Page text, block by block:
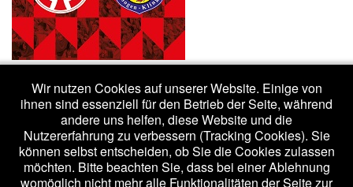
(c) 2020 - tuskk.de / Impressum/Datenschutzerklärung
Wir nutzen Cookies auf unserer Website. Einige von
ihnen sind essenziell für den Betrieb der Seite, während
andere uns helfen, diese Website und die
Nutzererfahrung zu verbessern (Tracking Cookies). Sie
können selbst entscheiden, ob Sie die Cookies zulassen
möchten. Bitte beachten Sie, dass bei einer Ablehnung
womöglich nicht mehr alle Funktionalitäten der Seite zur